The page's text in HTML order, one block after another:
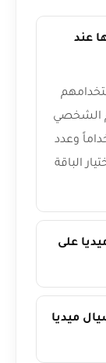
عند
الشخصي
وعدد
الباقة
على
ميديا